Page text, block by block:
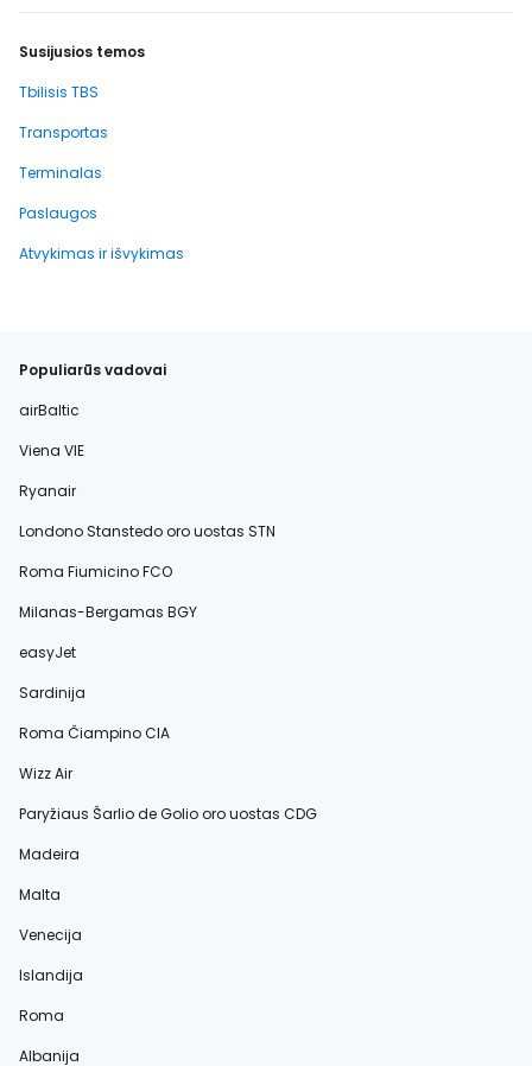
Susijusios temos
Tbilisis TBS
Transportas
Terminalas
Paslaugos
Atvykimas ir išvykimas
Populiarūs vadovai
airBaltic
Viena VIE
Ryanair
Londono Stanstedo oro uostas STN
Roma Fiumicino FCO
Milanas-Bergamas BGY
easyJet
Sardinija
Roma Čiampino CIA
Wizz Air
Paryžiaus Šarlio de Golio oro uostas CDG
Madeira
Malta
Venecija
Islandija
Roma
Albanija